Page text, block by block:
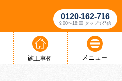
0120-162-716
9:00〜18:00 タップで発信
施工事例 メニュー